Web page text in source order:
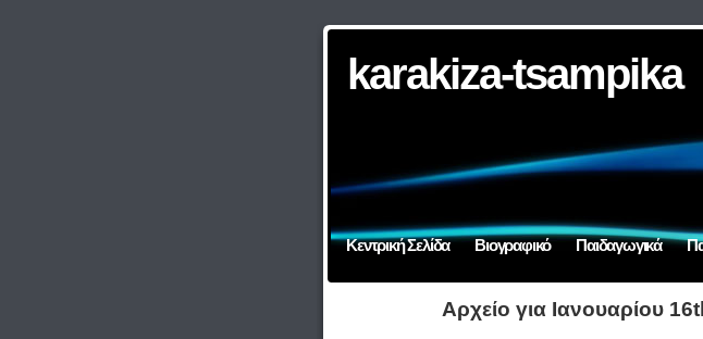
karakiza-tsampika
Κεντρική Σελίδα Βιογραφικό Παιδαγωγικά
Αρχείο για Ιανουαρίου